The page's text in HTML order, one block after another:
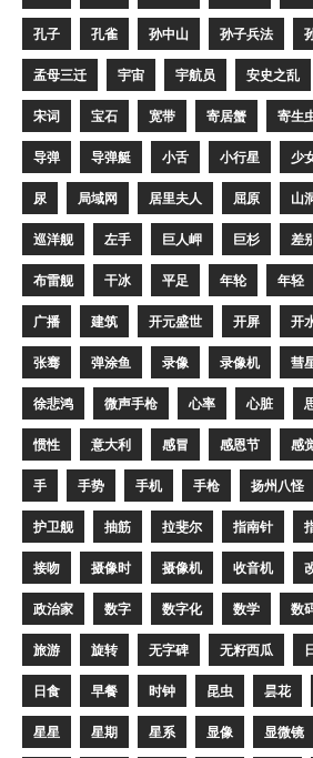
孔子 孔雀 孙中山 孙子兵法
孟母三迁 宇宙 宇航员 安史之乱
宋词 宝石 宽带 寄居蟹 寄生
导弹 导弹艇 小舌 小行星 少
尿 局域网 居里夫人 屈原 山
巡洋舰 左手 巨人岬 巨杉 差
布雷舰 干冰 平足 年轮 年轻
广播 建筑 开元盛世 开屏 开
张骞 弹涂鱼 录像 录像机 彗
徐悲鸿 微声手枪 心率 心脏
惯性 意大利 感冒 感恩节 感
手 手势 手机 手枪 扬州八怪
护卫舰 抽筋 拉斐尔 指南针
接吻 摄像时 摄像机 收音机
政治家 数字 数字化 数学 数
旅游 旋转 无字碑 无籽西瓜
日食 早餐 时钟 昆虫 昙花
星星 星期 星系 显像 显微镜